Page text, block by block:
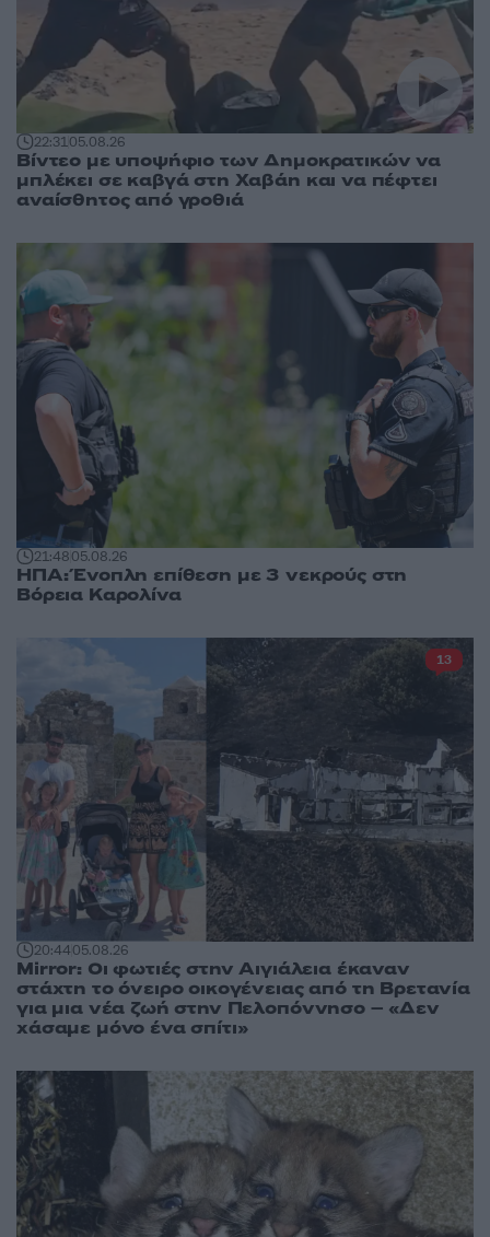
22:3105.08.26
Βίντεο με υποψήφιο των Δημοκρατικών να
μπλέκει σε καβγά στη Χαβάη και να πέφτει
αναίσθητος από γροθιά
21:4805.08.26
ΗΠΑ: Ένοπλη επίθεση με 3 νεκρούς στη
Βόρεια Καρολίνα
20:4405.08.26
Mirror: Οι φωτιές στην Αιγιάλεια έκαναν
στάχτη το όνειρο οικογένειας από τη Βρετανία
για μια νέα ζωή στην Πελοπόννησο – «Δεν
χάσαμε μόνο ένα σπίτι»
13